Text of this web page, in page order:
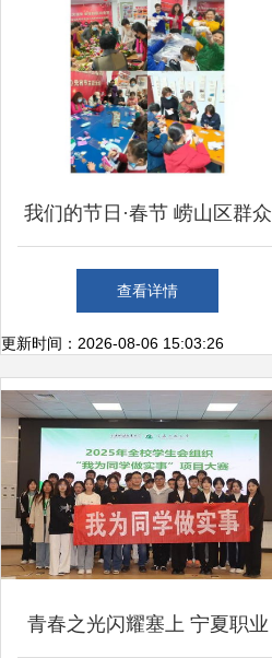
我们的节日·春节 崂山区群众
文艺表演团队庆新春文化活动
丰富多彩，文艺创作蔚然成风
查看详情
更新时间：2026-08-06 15:03:26
青春之光闪耀塞上 宁夏职业